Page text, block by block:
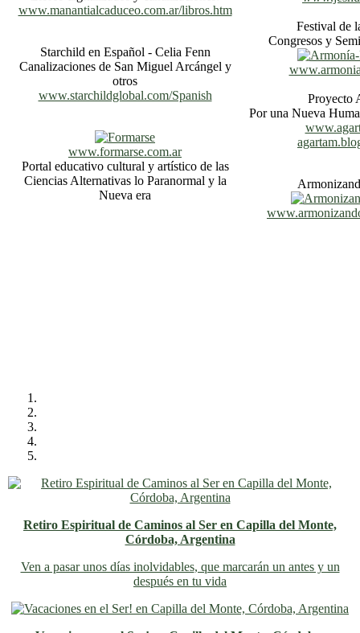
www.manantialcaduceo.com.ar/libros.htm
Starchild en Español - Celia Fenn
Canalizaciones de San Miguel Arcángel y
otros
www.starchildglobal.com/Spanish
www.formarse.com.ar
Portal educativo cultural y artístico de las
Ciencias Alternativas lo Paranormal y la
Nueva era
Festival de
Congresos y
Proyecto
Por una Nueva
Retiro Espiritual de Caminos al Ser en Capilla del Monte,
Córdoba, Argentina
Ven a pasar unos días inolvidables, que marcarán un antes y un
después en tu vida